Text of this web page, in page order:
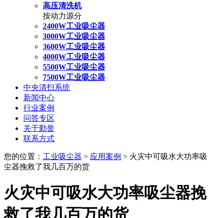
高压清洗机
按动力源分
2400W工业吸尘器
3000W工业吸尘器
3600W工业吸尘器
4000W工业吸尘器
5500W工业吸尘器
7500W工业吸尘器
中央清扫系统
新闻中心
行业案例
问答专区
关于勤誉
联系方式
您的位置： 工业吸尘器 > 应用案例 > 火灾中可吸水大功率吸
尘器挽救了我几百万的货
火灾中可吸水大功率吸尘器挽
救了我几百万的货